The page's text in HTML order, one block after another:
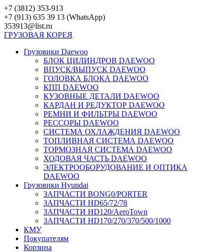
Перейти
к
контенту
+7 (3812) 353-913
+7 (913) 635 39 13 (WhatsApp)
353913@list.ru
ГРУЗОВАЯ КОРЕЯ
Грузовики Daewoo
БЛОК ЦИЛИНДРОВ DAEWOO
ВПУСК/ВЫПУСК DAEWOO
ГОЛОВКА БЛОКА DAEWOO
КПП DAEWOO
КУЗОВНЫЕ ДЕТАЛИ DAEWOO
КАРДАН И РЕДУКТОР DAEWOO
РЕМНИ И ФИЛЬТРЫ DAEWOO
РЕССОРЫ DAEWOO
СИСТЕМА ОХЛАЖДЕНИЯ DAEWOO
ТОПЛИВНАЯ СИСТЕМА DAEWOO
ТОРМОЗНАЯ СИСТЕМА DAEWOO
ХОДОВАЯ ЧАСТЬ DAEWOO
ЭЛЕКТРООБОРУДОВАНИЕ И ОПТИКА
DAEWOO
Грузовики Hyundai
ЗАПЧАСТИ BONG0/PORTER
ЗАПЧАСТИ HD65/72/78
ЗАПЧАСТИ HD120/AeroTown
ЗАПЧАСТИ HD170/270/370/500/1000
КМУ
Покупателям
Корзина